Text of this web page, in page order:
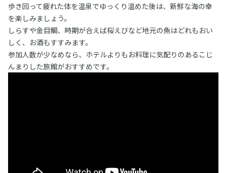
歩き回って疲れた体を温泉でゆっくり温めた後は、新鮮な海の幸
を楽しみましょう。
しらすや金目鯛、時期が合えば桜えびなど地元の魚はどれもおい
しく、お酒もすすみます。
参加人数が少なめなら、ホテルよりもお料理に気配りのあるこじ
んまりした旅館がおすすめです。